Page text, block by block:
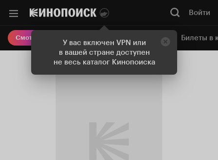
У вас включен VPN или
в вашей стране доступен
не весь каталог Кинопоиска
Войти
Смотреть кино Онлайн-кинотеатр Билеты в